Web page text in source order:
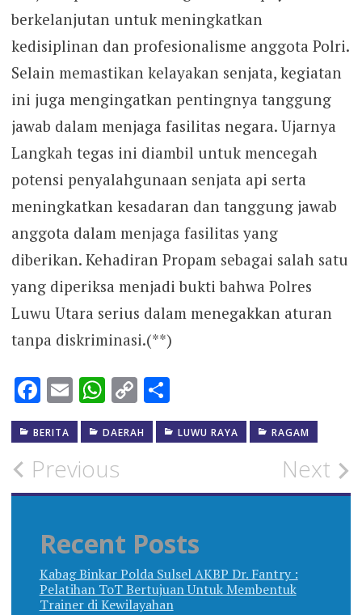
berkelanjutan untuk meningkatkan
kedisiplinan dan profesionalisme anggota Polri.
Selain memastikan kelayakan senjata, kegiatan
ini juga mengingatkan pentingnya tanggung
jawab dalam menjaga fasilitas negara. Ujarnya
Langkah tegas ini diambil untuk mencegah
potensi penyalahgunaan senjata api serta
meningkatkan kesadaran dan tanggung jawab
anggota dalam menjaga fasilitas yang
diberikan. Kehadiran Propam sebagai salah satu
yang diperiksa menjadi bukti bahwa Polres
Luwu Utara serius dalam menegakkan aturan
tanpa diskriminasi.(**)
Facebook
EmailWhatsApp
Copy
Link
Share
BERITA DAERAH LUWU RAYA RAGAM
Post
navigation
Previous Next
Recent Posts
Kabag Binkar Polda Sulsel AKBP Dr. Fantry :
Pelatihan ToT Bertujuan Untuk Membentuk
Trainer di Kewilayahan